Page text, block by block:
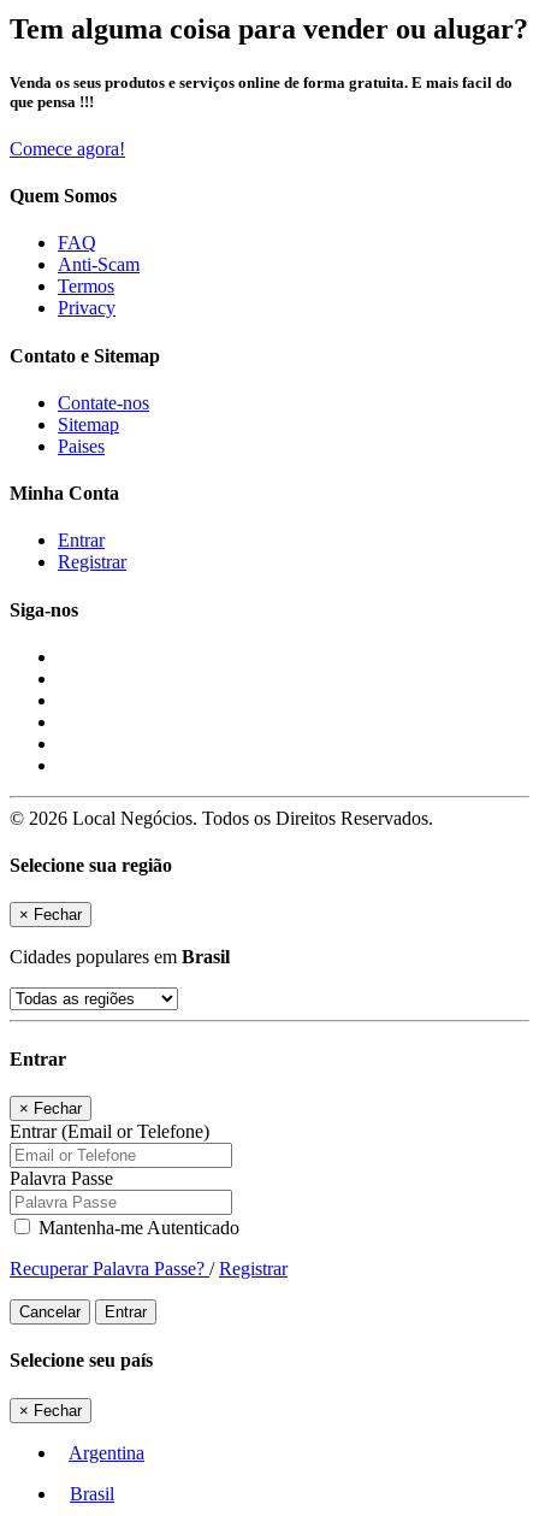
Tem alguma coisa para vender ou alugar?
Venda os seus produtos e serviços online de forma gratuita. E mais facil do
que pensa !!!
Comece agora!
Quem Somos
FAQ
Anti-Scam
Termos
Privacy
Contato e Sitemap
Contate-nos
Sitemap
Paises
Minha Conta
Entrar
Registrar
Siga-nos
© 2026 Local Negócios. Todos os Direitos Reservados.
Selecione sua região
× Fechar
Cidades populares em Brasil
Entrar
× Fechar
Entrar (Email or Telefone)
Palavra Passe
Mantenha-me Autenticado
Recuperar Palavra Passe? /Registrar
Cancelar Entrar
Selecione seu país
× Fechar
Argentina
Brasil